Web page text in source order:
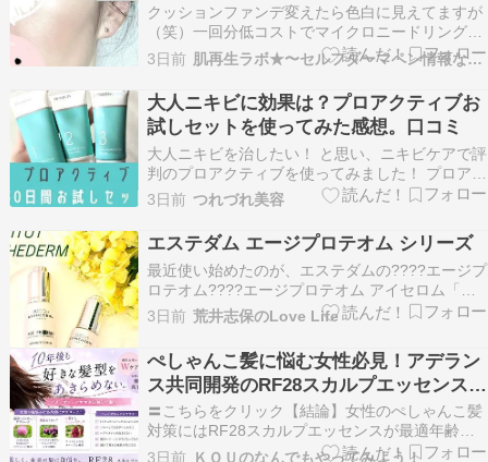
クッションファンデ変えたら色白に見えてますが
（笑）一回分低コストでマイクロニードリングで
きるダーマペン一体型美容液を使ってます。実は
ポンポンとなじませるだけ！ 楽天イベント期間中
20%OFFクーポン Presented by 株式会社ユーグ
レナ Written by Ally…
3日前 肌再生ラボ★〜セルフダーマペン情報など〜
大人ニキビに効果は？プロアクティブお
試しセットを使ってみた感想。口コミ
大人ニキビを治したい！ と思い、ニキビケアで評
判のプロアクティブを使ってみました！ プロアク
ティブは2022年9月にアメリカ製→日本製にリニ
ューアルし、より日本人の肌に合う処方になった
そう。 プロアクティブは大人のニキビに効果はあ
るの？ 使用感や使い方は？ アラサーの筆者が、
プロ…
3日前 つれづれ美容
エステダム エージプロテオム シリーズ
最近使い始めたのが、エステダムの????エージプ
ロテオム????エージプロテオム アイセロム「プ
ロテオーム」に着目したエイジングケア*美容液
で、肌本来の美しさをサポートしてくれるアイテ
ム。肌の美しさを支える「プロテオーム（タンパ
ク質）」。独自のシャペロン処方を採用し、乾…
3日前 荒井志保のLove Life
ぺしゃんこ髪に悩む女性必見！アデラン
ス共同開発のRF28スカルプエッセンスで
ハリコシ美髪へ
〓️こちらをクリック【結論】女性のぺしゃんこ髪
対策にはRF28スカルプエッセンスが最適年齢と
ともに気になり始める髪のハリやコシの低下。朝
3日前 ＫＯＵのなんでもやってみよう！